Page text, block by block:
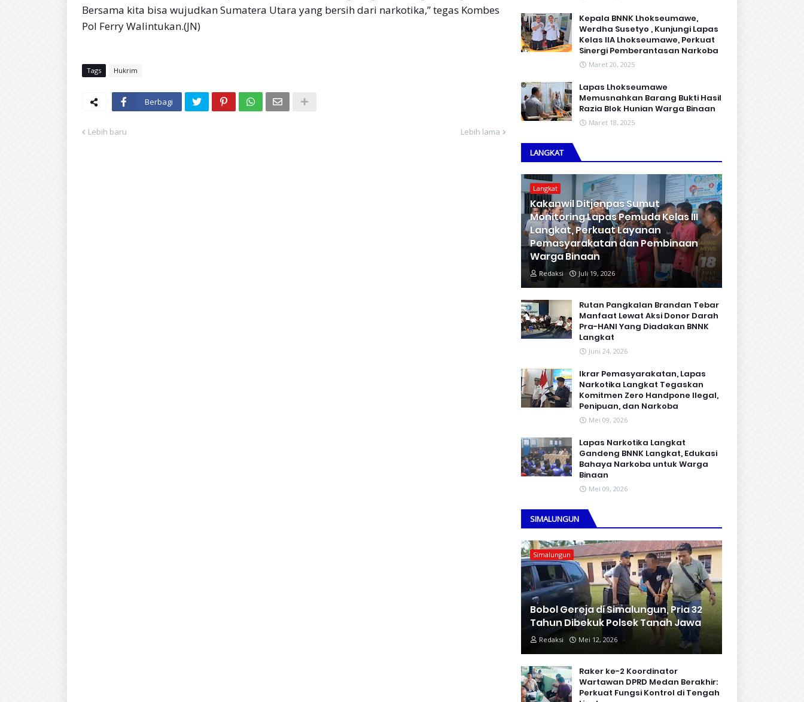
Bersama kita bisa wujudkan Sumatera Utara yang bersih dari narkotika,” tegas Kombes
Pol Ferry Walintukan.(JN)
Tags Hukrim
Berbagi
Lebih baru Lebih lama
Kepala BNNK Lhokseumawe,
Werdha Susetyo , Kunjungi Lapas
Kelas IIA Lhokseumawe, Perkuat
Sinergi Pemberantasan Narkoba
Maret 20, 2025
Lapas Lhokseumawe
Memusnahkan Barang Bukti Hasil
Razia Blok Hunian Warga Binaan
Maret 18, 2025
LANGKAT
Langkat
Kakanwil Ditjenpas Sumut
Monitoring Lapas Pemuda Kelas III
Langkat, Perkuat Layanan
Pemasyarakatan dan Pembinaan
Warga Binaan
Redaksi Juli 19, 2026
Rutan Pangkalan Brandan Tebar
Manfaat Lewat Aksi Donor Darah
Pra-HANI Yang Diadakan BNNK
Langkat
Juni 24, 2026
Ikrar Pemasyarakatan, Lapas
Narkotika Langkat Tegaskan
Komitmen Zero Handpone llegal,
Penipuan, dan Narkoba
Mei 09, 2026
Lapas Narkotika Langkat
Gandeng BNNK Langkat, Edukasi
Bahaya Narkoba untuk Warga
Binaan
Mei 09, 2026
SIMALUNGUN
Simalungun
Bobol Gereja di Simalungun, Pria 32
Tahun Dibekuk Polsek Tanah Jawa
Redaksi Mei 12, 2026
Raker ke-2 Koordinator
Wartawan DPRD Medan Berakhir:
Perkuat Fungsi Kontrol di Tengah